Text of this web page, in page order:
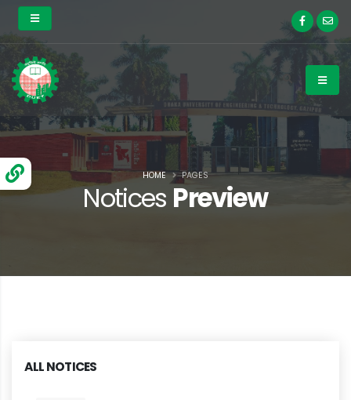
Notices Preview
HOME PAGES
ALL NOTICES